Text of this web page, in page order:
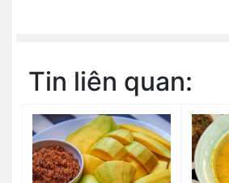
Tin liên quan: